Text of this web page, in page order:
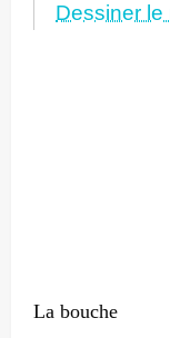
Dessiner le
La bouche